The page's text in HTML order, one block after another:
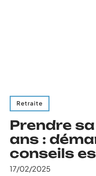
Retraite
Prendre
ans :
conseils
17/02/2025